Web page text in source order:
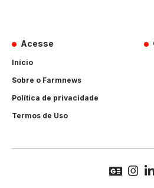
Acesse
Início
Sobre o Farmnews
Política de privacidade
Termos de Uso